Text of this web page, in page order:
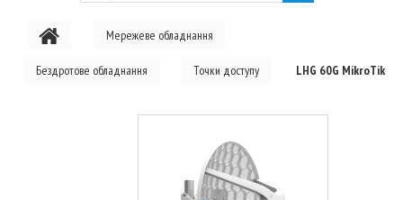
PON ОБЛАДНАННЯ
Мережеве обладнання
Бездротове обладнання Точки доступу LHG 60G MikroTik